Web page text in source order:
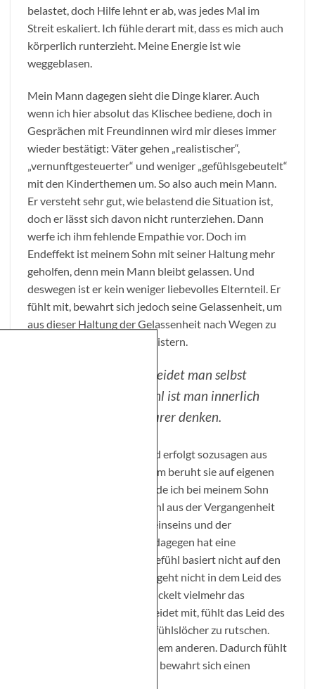
belastet, doch Hilfe lehnt er ab, was jedes Mal im
Streit eskaliert. Ich fühle derart mit, dass es mich auch
körperlich runterzieht. Meine Energie ist wie
weggeblasen.
Mein Mann dagegen sieht die Dinge klarer. Auch
wenn ich hier absolut das Klischee bediene, doch in
Gesprächen mit Freundinnen wird mir dieses immer
wieder bestätigt: Väter gehen „realistischer“,
„vernunftgesteuerter“ und weniger „gefühlsgebeutelt“
mit den Kinderthemen um. So also auch mein Mann.
Er versteht sehr gut, wie belastend die Situation ist,
doch er lässt sich davon nicht runterziehen. Dann
werfe ich ihm fehlende Empathie vor. Doch im
Endeffekt ist meinem Sohn mit seiner Haltung mehr
geholfen, denn mein Mann bleibt gelassen. Und
deswegen ist er kein weniger liebevolles Elternteil. Er
fühlt mit, bewahrt sich jedoch seine Gelassenheit, um
aus dieser Haltung der Gelassenheit nach Wegen zu
suchen, die Situation zu meistern.
Bei der Empathie leidet man selbst
mit, beim Mitgefühl ist man innerlich
freier und kann klarer denken.
Empathie ist spontaner und erfolgt sozusagen aus
dem Bauch heraus. Vor allem beruht sie auf eigenen
Erfahrungen. Deswegen leide ich bei meinem Sohn
derart mit, weil es ein Gefühl aus der Vergangenheit
triggert, ein Gefühl des Alleinseins und der
Verzweiflung. Mein Mann dagegen hat eine
mitfühlende Haltung. Mitgefühl basiert nicht auf den
eigenen Erfahrungen. Man geht nicht in dem Leid des
anderen auf, sondern entwickelt vielmehr das
Bedürfnis, zu helfen. Man leidet mit, fühlt das Leid des
anderen, ohne selbst in Gefühlslöcher zu rutschen.
Man bleibt sozusagen bei dem anderen. Dadurch fühlt
man eine Gelassenheit und bewahrt sich einen